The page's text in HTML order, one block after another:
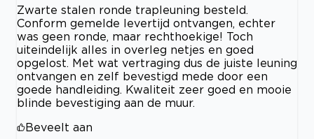
Zwarte stalen ronde trapleuning besteld.
Conform gemelde levertijd ontvangen, echter
was geen ronde, maar rechthoekige! Toch
uiteindelijk alles in overleg netjes en goed
opgelost. Met wat vertraging dus de juiste leuning
ontvangen en zelf bevestigd mede door een
goede handleiding. Kwaliteit zeer goed en mooie
blinde bevestiging aan de muur.
Beveelt aan